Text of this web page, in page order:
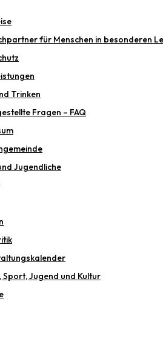
für Menschen in besonderen
Trinken
Fragen – FAQ
Jugendliche
Sport, Jugend und Kultur